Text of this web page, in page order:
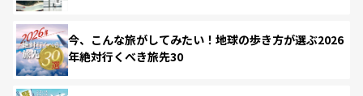
今、こんな旅がしてみたい！地球の歩き方が選ぶ2026
年絶対行くべき旅先30